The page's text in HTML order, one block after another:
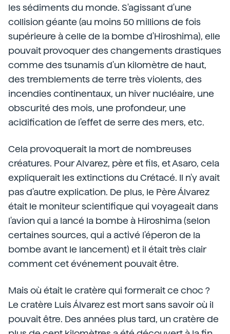
les sédiments du monde. S'agissant d'une
collision géante (au moins 50 millions de fois
supérieure à celle de la bombe d'Hiroshima), elle
pouvait provoquer des changements drastiques
comme des tsunamis d'un kilomètre de haut,
des tremblements de terre très violents, des
incendies continentaux, un hiver nucléaire, une
obscurité des mois, une profondeur, une
acidification de l'effet de serre des mers, etc.
Cela provoquerait la mort de nombreuses
créatures. Pour Alvarez, père et fils, et Asaro, cela
expliquerait les extinctions du Crétacé. Il n'y avait
pas d'autre explication. De plus, le Père Álvarez
était le moniteur scientifique qui voyageait dans
l'avion qui a lancé la bombe à Hiroshima (selon
certaines sources, qui a activé l'éperon de la
bombe avant le lancement) et il était très clair
comment cet événement pouvait être.
Mais où était le cratère qui formerait ce choc ?
Le cratère Luis Álvarez est mort sans savoir où il
pouvait être. Des années plus tard, un cratère de